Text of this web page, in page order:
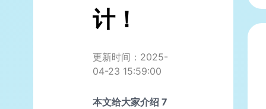
计！
更新时间：2025-
04-23 15:59:00
本文给大家介绍 7